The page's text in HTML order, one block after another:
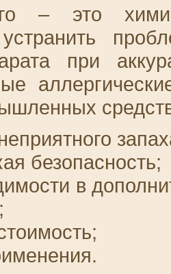
– это
при
безопасность;
в